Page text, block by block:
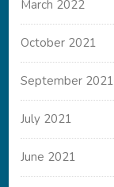
March 2022
October 2021
September 2021
July 2021
June 2021